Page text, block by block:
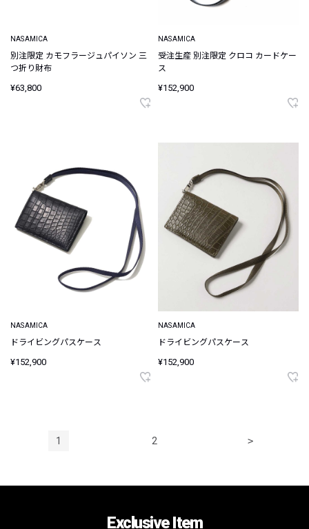
NASAMICA
別注限定 カモフラージュパイソン 三
つ折り財布
¥63,800
NASAMICA
受注生産 別注限定 クロコ カードケー
ス
¥152,900
NASAMICA
ドライビングパスケース
¥152,900
NASAMICA
ドライビングパスケース
¥152,900
1 2 >
Exclusive Item